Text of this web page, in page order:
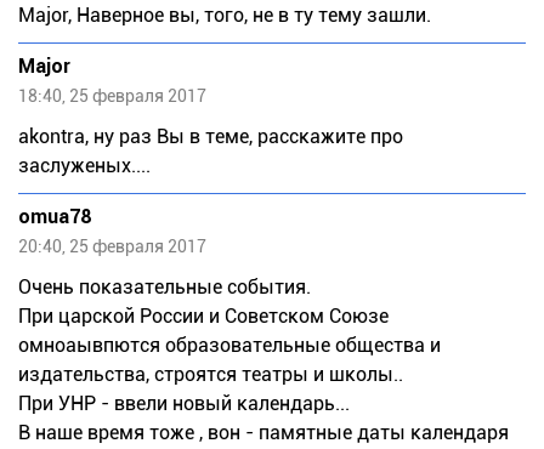
Major, Наверное вы, того, не в ту тему зашли.
Major
18:40, 25 февраля 2017
akontra, ну раз Вы в теме, расскажите про
заслуженых....
omua78
20:40, 25 февраля 2017
Очень показательные события.
При царской России и Советском Союзе
омноаывпются образовательные общества и
издательства, строятся театры и школы..
При УНР - ввели новый календарь...
В наше время тоже , вон - памятные даты календаря